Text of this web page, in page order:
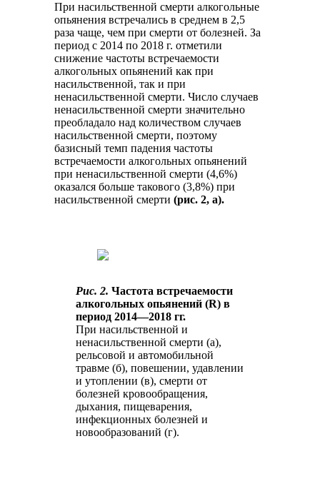
При насильственной смерти алкогольные
опьянения встречались в среднем в 2,5
раза чаще, чем при смерти от болезней. За
период с 2014 по 2018 г. отметили
снижение частоты встречаемости
алкогольных опьянений как при
насильственной, так и при
ненасильственной смерти. Число случаев
ненасильственной смерти значительно
преобладало над количеством случаев
насильственной смерти, поэтому
базисный темп падения частоты
встречаемости алкогольных опьянений
при ненасильственной смерти (4,6%)
оказался больше такового (3,8%) при
насильственной смерти(рис. 2, а).
Рис. 2. Частота встречаемости
алкогольных опьянений (R) в
период 2014—2018 гг.
При насильственной и
ненасильственной смерти (а),
рельсовой и автомобильной
травме (б), повешении, удавлении
и утоплении (в), смерти от
болезней кровообращения,
дыхания, пищеварения,
инфекционных болезней и
новообразований (г).